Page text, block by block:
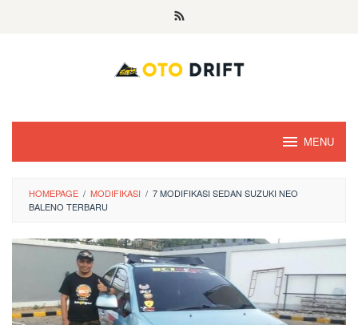
MENU
HOMEPAGE / MODIFIKASI / 7 MODIFIKASI SEDAN SUZUKI NEO
BALENO TERBARU